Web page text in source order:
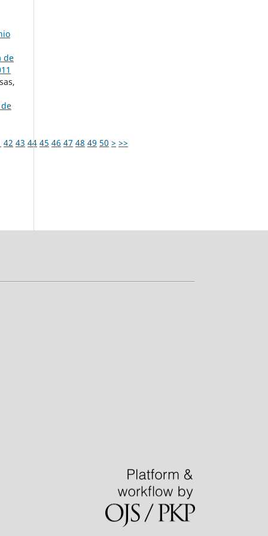
de
42 43 44 45 46 47 48 49 50 > >>